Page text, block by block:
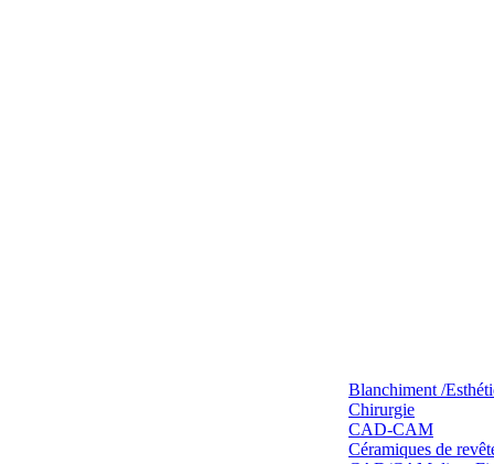
Blanchiment /
Chirurgie
CAD-CAM
Céramiques de